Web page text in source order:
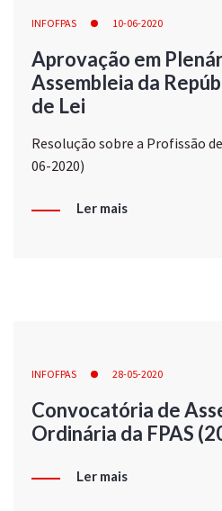
INFOFPAS 10-06-2020
Aprovação em
Assembleia da
de Lei
Resolução sobre a Profissão
06-2020)
Ler mais
INFOFPAS 28-05-2020
Convocatória de
Ordinária da FPAS
Ler mais